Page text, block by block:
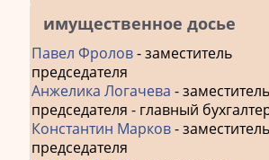
имущественное досье
Павел Фролов- заместитель
председателя
Анжелика Логачева - заместитель
председателя - главный
Константин Марков- заместитель
председателя